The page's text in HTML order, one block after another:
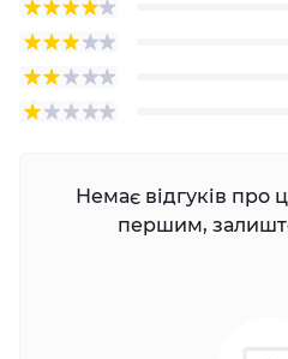
Немає відгуків про
першим,